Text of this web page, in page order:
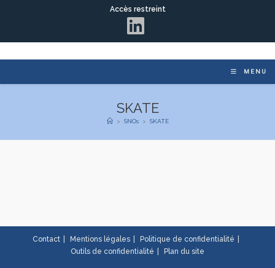
Accès restreint
MENU
SKATE
> SNOs > SKATE
Contact Mentions légales
Politique de confidentialité
Outils de confidentialité
Plan du site